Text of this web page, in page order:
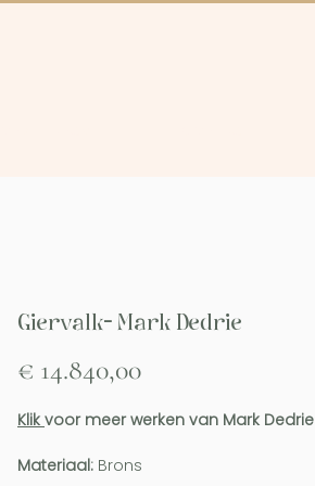
Giervalk- Mark Dedrie
€ 14.840,00Prijs
Klik voor meer werken van Mark Dedrie
Materiaal: Brons